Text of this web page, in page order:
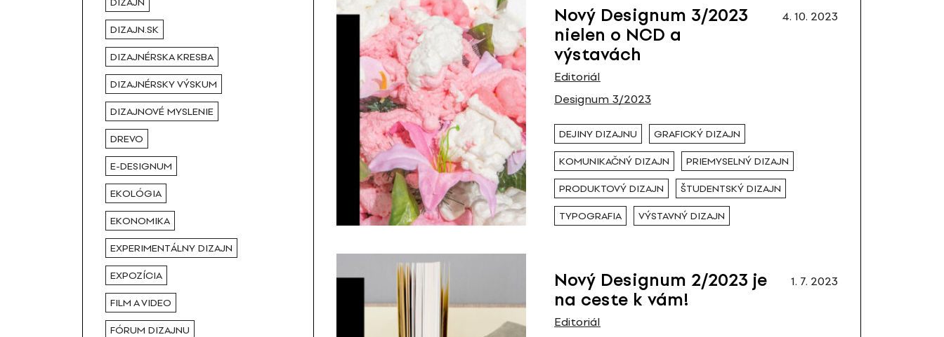
DIZAJN.SK
DIZAJNÉRSKA KRESBA
DIZAJNÉRSKY VÝSKUM
DIZAJNOVÉ MYSLENIE
DREVO
E-DESIGNUM
EKOLÓGIA
EKONOMIKA
EXPERIMENTÁLNY DIZAJN
EXPOZÍCIA
FILM A VIDEO
FÓRUM DIZAJNU
Nový Designum 3/2023
nielen o NCD a
výstavách
Editoriál
Designum 3/2023
4. 10. 2023
DEJINY DIZAJNU GRAFICKÝ DIZAJN
KOMUNIKAČNÝ DIZAJN PRIEMYSELNÝ DIZAJN
PRODUKTOVÝ DIZAJN ŠTUDENTSKÝ DIZAJN
TYPOGRAFIA VÝSTAVNÝ DIZAJN
Nový Designum 2/2023 je
na ceste k vám!
Editoriál
1. 7. 2023